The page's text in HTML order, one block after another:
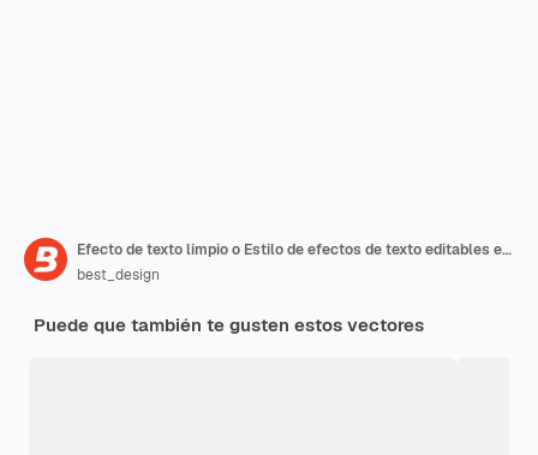
Efecto de texto limpio o Estilo de efectos de texto editables en 3D limpio o Efecto de texto blanco
best_design
Puede que también te gusten estos vectores